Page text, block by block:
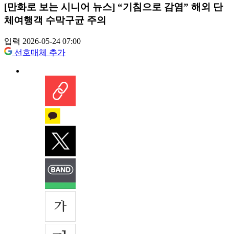
[만화로 보는 시니어 뉴스] “기침으로 감염” 해외 단
체여행객 수막구균 주의
입력 2026-05-24 07:00
선호매체 추가